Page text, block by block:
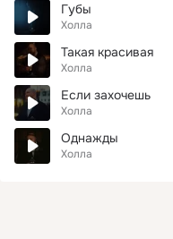
Губы
Холла
Такая красивая
Холла
Если захочешь
Холла
Однажды
Холла